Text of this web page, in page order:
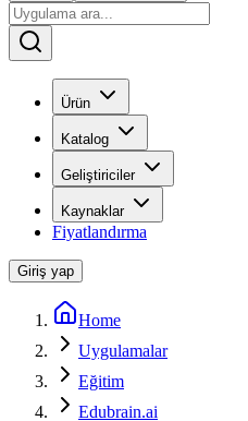
Ürün
Katalog
Geliştiriciler
Kaynaklar
Fiyatlandırma
Giriş yap
Home
Uygulamalar
Eğitim
Edubrain.ai